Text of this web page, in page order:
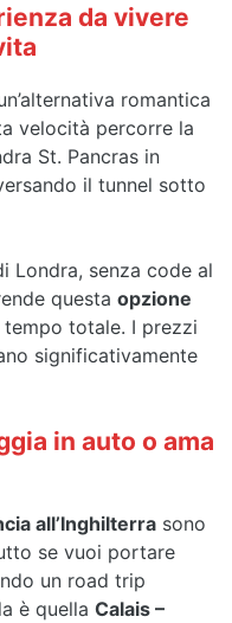
da vivere
romantica
velocità percorre la
St. Pancras in
il tunnel sotto
Londra, senza code al
questa opzione
totale. I prezzi
significativamente
in auto o ama
all’Inghilterra sono
se vuoi portare
un road trip
è quella Calais –